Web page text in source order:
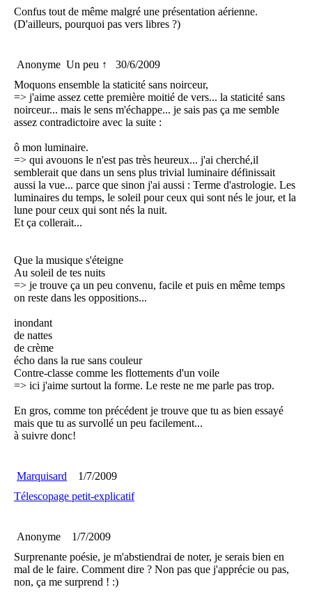
Confus tout de même malgré une présentation aérienne.
(D'ailleurs, pourquoi pas vers libres ?)
Anonyme Un peu ↑
30/6/2009
Moquons ensemble la staticité sans noirceur,
=> j'aime assez cette première moitié de vers... la staticité sans
noirceur... mais le sens m'échappe... je sais pas ça me semble
assez contradictoire avec la suite :
ô mon luminaire.
=> qui avouons le n'est pas très heureux... j'ai cherché,il
semblerait que dans un sens plus trivial luminaire définissait
aussi la vue... parce que sinon j'ai aussi : Terme d'astrologie. Les
luminaires du temps, le soleil pour ceux qui sont nés le jour, et la
lune pour ceux qui sont nés la nuit.
Et ça collerait...
Que la musique s'éteigne
Au soleil de tes nuits
=> je trouve ça un peu convenu, facile et puis en même temps
on reste dans les oppositions...
inondant
de nattes
de crème
écho dans la rue sans couleur
Contre-classe comme les flottements d'un voile
=> ici j'aime surtout la forme. Le reste ne me parle pas trop.
En gros, comme ton précédent je trouve que tu as bien essayé
mais que tu as survollé un peu facilement...
à suivre donc!
Marquisard
1/7/2009
Télescopage petit-explicatif
Anonyme
1/7/2009
Surprenante poésie, je m'abstiendrai de noter, je serais bien en
mal de le faire. Comment dire ? Non pas que j'apprécie ou pas,
non, ça me surprend ! :)